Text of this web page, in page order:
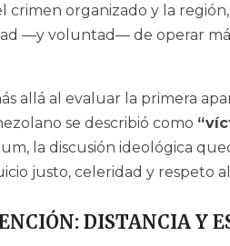
crimen organizado y la
—y voluntad— de operar
allá al evaluar la primera
se describió como
la discusión ideológica
justo, celeridad y respeto
DISTANCIA Y